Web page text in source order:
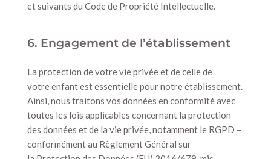
et suivants du Code de Propriété Intellectuelle.
6. Engagement de l’établissement
La protection de votre vie privée et de celle de
votre enfant est essentielle pour notre établissement.
Ainsi, nous traitons vos données en conformité avec
toutes les lois applicables concernant la protection
des données et de la vie privée, notamment le RGPD –
conformément au Règlement Général sur